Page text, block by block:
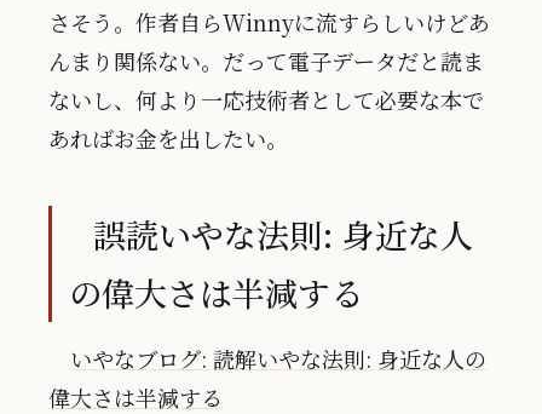
さそう。作者自らWinnyに流すらしいけどあ
んまり関係ない。だって電子データだと読ま
ないし、何より一応技術者として必要な本で
あればお金を出したい。
誤読いやな法則: 身近な人
の偉大さは半減する
いやなブログ: 読解いやな法則: 身近な人の
偉大さは半減する